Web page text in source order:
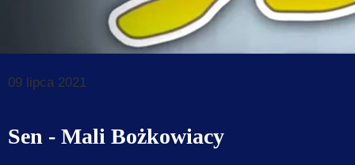
09 lipca 2021
Sen - Mali Bożkowiacy